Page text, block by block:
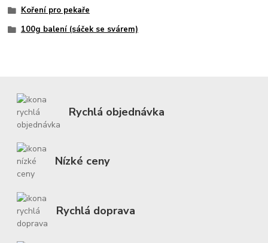
Koření pro pekaře
100g balení (sáček se svárem)
Rychlá objednávka
Nízké ceny
Rychlá doprava